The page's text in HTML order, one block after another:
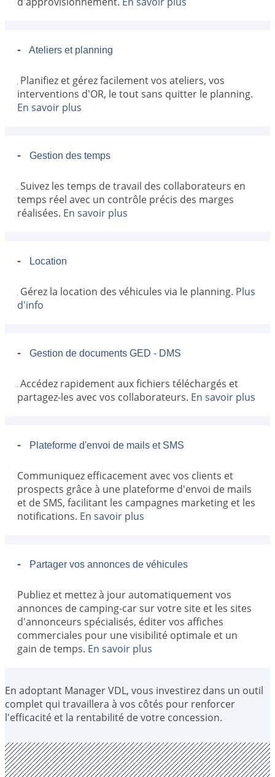
- Ateliers et planning
Planifiez et gérez facilement vos ateliers, vos
interventions d'OR, le tout sans quitter le planning.
En savoir plus
- Gestion des temps
Suivez les temps de travail des collaborateurs en
temps réel avec un contrôle précis des marges
réalisées. En savoir plus
- Location
Gérez la location des véhicules via le planning. Plus
d'info
- Gestion de documents GED - DMS
Accédez rapidement aux fichiers téléchargés et
partagez-les avec vos collaborateurs. En savoir plus
- Plateforme d'envoi de mails et SMS
Communiquez efficacement avec vos clients et
prospects grâce à une plateforme d'envoi de mails
et de SMS, facilitant les campagnes marketing et les
notifications. En savoir plus
- Partager vos annonces de véhicules
Publiez et mettez à jour automatiquement vos
annonces de camping-car sur votre site et les sites
d'annonceurs spécialisés, éditer vos affiches
commerciales pour une visibilité optimale et un
gain de temps. En savoir plus
En adoptant Manager VDL, vous investirez dans un outil
complet qui travaillera à vos côtés pour renforcer
l'efficacité et la rentabilité de votre concession.